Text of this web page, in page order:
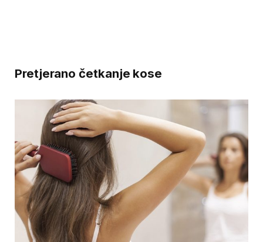
Pretjerano četkanje kose